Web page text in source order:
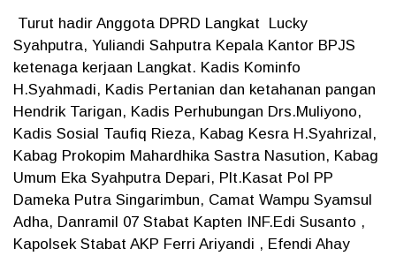
Turut hadir Anggota DPRD Langkat Lucky
Syahputra, Yuliandi Sahputra Kepala Kantor BPJS
ketenaga kerjaan Langkat. Kadis Kominfo
H.Syahmadi, Kadis Pertanian dan ketahanan pangan
Hendrik Tarigan, Kadis Perhubungan Drs.Muliyono,
Kadis Sosial Taufiq Rieza, Kabag Kesra H.Syahrizal,
Kabag Prokopim Mahardhika Sastra Nasution, Kabag
Umum Eka Syahputra Depari, Plt.Kasat Pol PP
Dameka Putra Singarimbun, Camat Wampu Syamsul
Adha, Danramil 07 Stabat Kapten INF.Edi Susanto ,
Kapolsek Stabat AKP Ferri Ariyandi , Efendi Ahay